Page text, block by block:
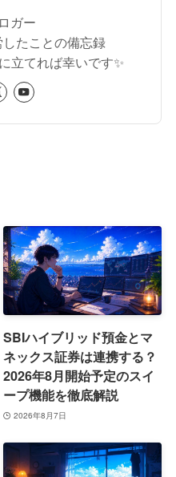
ガー
たことの備忘録
立てれば幸いです✨
SBIハイブリッド預金とマ
ネックス証券は連携する？
2026年8月開始予定のスイ
ープ機能を徹底解説
2026年8月7日